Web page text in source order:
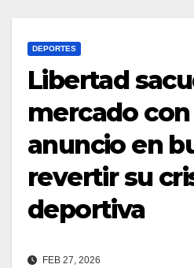
DEPORTES
Libertad
mercado
anuncio en
revertir su
deportiva
FEB 27, 2026